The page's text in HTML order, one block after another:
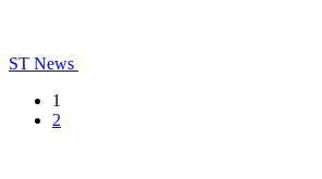
ST News
1
2